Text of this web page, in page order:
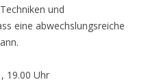
und
eine abwechslungsreiche
19.00 Uhr